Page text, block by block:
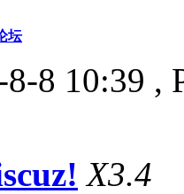
坛
8 10:39 ,
X3.4